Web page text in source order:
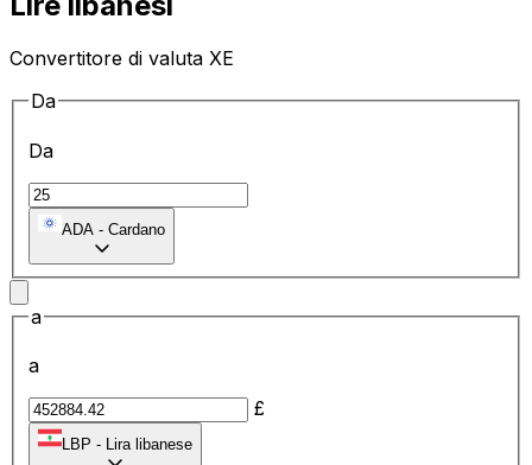
Convertitore di valuta XE
Da
Da
ADA - Cardano
a
a
£
LBP - Lira libanese